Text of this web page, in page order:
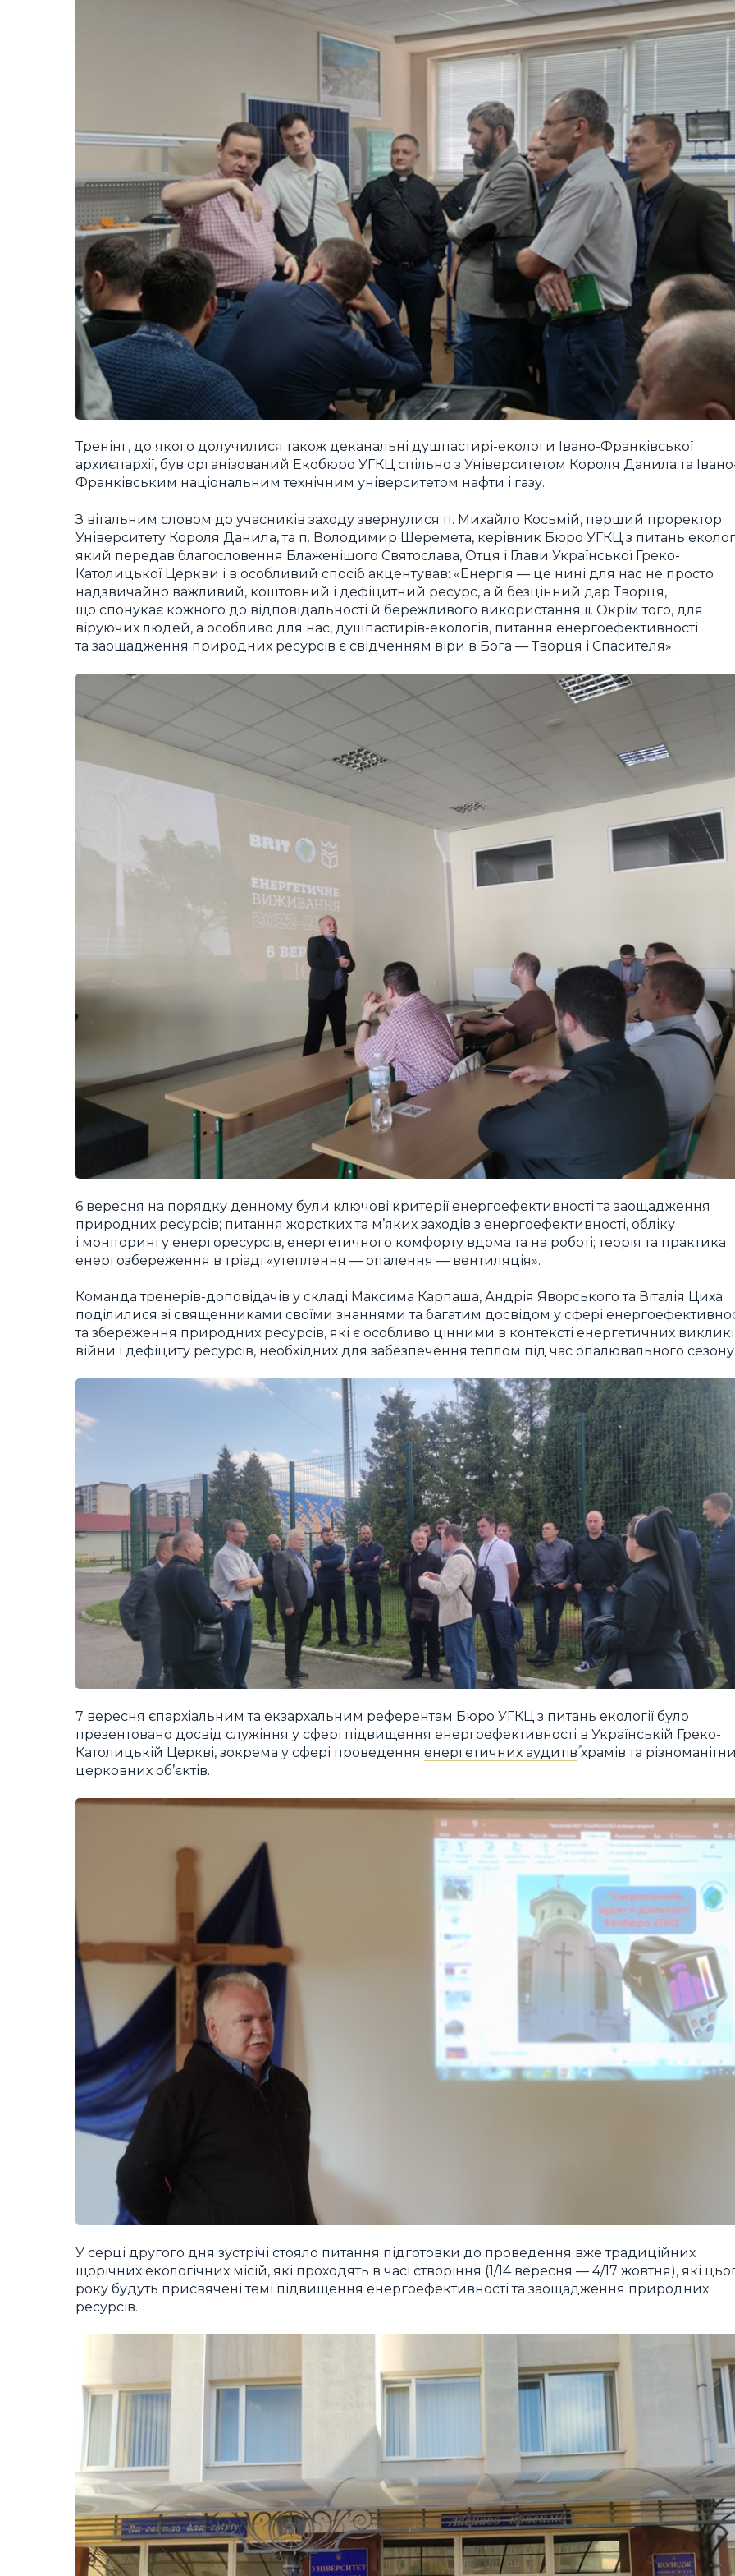
Тренінг, до якого долучилися також деканальні душпастирі-екологи Івано-Франківської
архиєпархії, був організований Екобюро УГКЦ спільно з Університетом Короля Данила та
Франківським національним технічним університетом нафти і газу.
З вітальним словом до учасників заходу звернулися п. Михайло Косьмій, перший проректор
Університету Короля Данила, та п. Володимир Шеремета, керівник Бюро УГКЦ з питань
який передав благословення Блаженішого Святослава, Отця і Глави Української Греко-
Католицької Церкви і в особливий спосіб акцентував: «Енергія — це нині для нас не просто
надзвичайно важливий, коштовний і дефіцитний ресурс, а й безцінний дар Творця,
що спонукає кожного до відповідальності й бережливого використання її. Окрім того, для
віруючих людей, а особливо для нас, душпастирів-екологів, питання енергоефективності
та заощадження природних ресурсів є свідченням віри в Бога — Творця і Спасителя».
6 вересня на порядку денному були ключові критерії енергоефективності та заощадження
природних ресурсів; питання жорстких та м’яких заходів з енергоефективності, обліку
і моніторингу енергоресурсів, енергетичного комфорту вдома та на роботі; теорія та практика
енергозбереження в тріаді «утеплення — опалення — вентиляція».
Команда тренерів-доповідачів у складі Максима Карпаша, Андрія Яворського та Віталія Циха
поділилися зі священниками своїми знаннями та багатим досвідом у сфері
та збереження природних ресурсів, які є особливо цінними в контексті енергетичних
війни і дефіциту ресурсів, необхідних для забезпечення теплом під час опалювального
7 вересня єпархіальним та екзархальним референтам Бюро УГКЦ з питань екології було
презентовано досвід служіння у сфері підвищення енергоефективності в Українській Греко-
Католицькій Церкві, зокрема у сфері проведення енергетичних аудитівхрамів та
церковних об’єктів.
У серці другого дня зустрічі стояло питання підготовки до проведення вже традиційних
щорічних екологічних місій, які проходять в часі створіння (1/14 вересня — 4/17 жовтня), які
року будуть присвячені темі підвищення енергоефективності та заощадження природних
ресурсів.